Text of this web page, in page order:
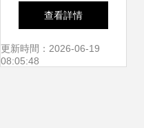
交流對接會在廈門
成功舉辦 文化藝術
查看詳情
更新時間：2026-06-19
08:05:48